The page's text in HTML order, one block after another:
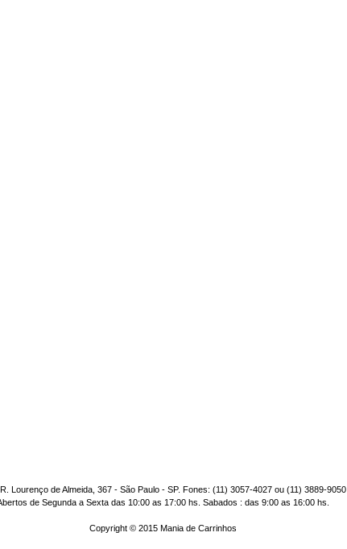
Lourenço de Almeida, 367 - São Paulo - SP. Fones: (11) 3057-4027 ou (11) 3889-9050
de Segunda a Sexta das 10:00 as 17:00 hs. Sabados : das 9:00 as 16:00 hs.
Copyright © 2015 Mania de Carrinhos